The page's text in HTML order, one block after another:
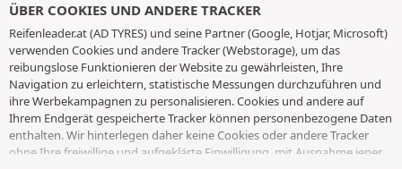
ÜBER COOKIES UND ANDERE TRACKER
Reifenleader.at (AD TYRES) und seine Partner (Google, Hotjar, Microsoft)
verwenden Cookies und andere Tracker (Webstorage), um das
reibungslose Funktionieren der Website zu gewährleisten, Ihre
Navigation zu erleichtern, statistische Messungen durchzuführen und
ihre Werbekampagnen zu personalisieren. Cookies und andere auf
Ihrem Endgerät gespeicherte Tracker können personenbezogene Daten
enthalten. Wir hinterlegen daher keine Cookies oder andere Tracker
ohne Ihre freiwillige und aufgeklärte Einwilligung, mit Ausnahme jener,